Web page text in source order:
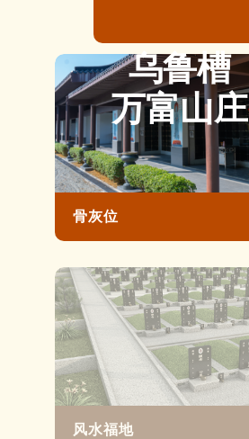
乌鲁槽
万富山庄
骨灰位
风水福地